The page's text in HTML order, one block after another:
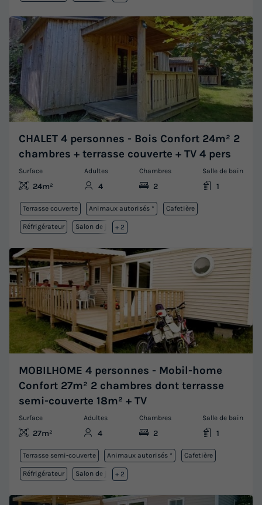
CHALET 4 personnes - Bois Confort 24m² 2
chambres + terrasse couverte + TV 4 pers
Surface
24m²
Adultes
4
Chambres
2
Salle de bain
1
Terrasse couverte Animaux autorisés * Cafetière
Réfrigérateur Salon de jardin
+ 2
MOBILHOME 4 personnes - Mobil-home
Confort 27m² 2 chambres dont terrasse
semi-couverte 18m² + TV
Surface
27m²
Adultes
4
Chambres
2
Salle de bain
1
Terrasse semi-couverte Animaux autorisés * Cafetière
Réfrigérateur Salon de jardin
+ 2